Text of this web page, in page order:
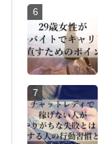
6
7